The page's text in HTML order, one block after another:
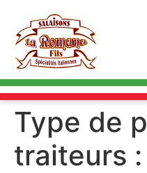
Type de
traiteurs :